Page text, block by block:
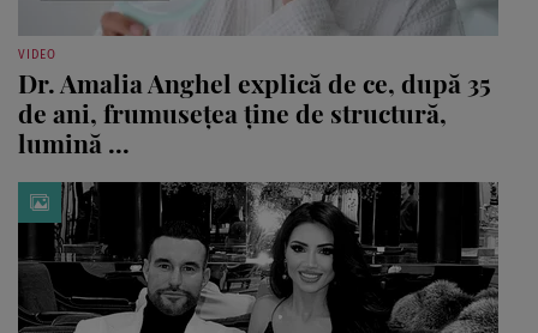
VIDEO
Dr. Amalia Anghel explică de ce, după 35
de ani, frumusețea ține de structură,
lumină ...